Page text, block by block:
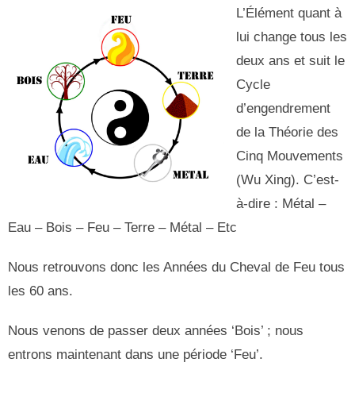
L’Élément quant à
lui change tous les
deux ans et suit le
Cycle
d’engendrement
de la Théorie des
Cinq Mouvements
(Wu Xing). C’est-
à-dire : Métal –
Eau – Bois – Feu – Terre – Métal – Etc
Nous retrouvons donc les Années du Cheval de Feu tous
les 60 ans.
Nous venons de passer deux années ‘Bois’ ; nous
entrons maintenant dans une période ‘Feu’.